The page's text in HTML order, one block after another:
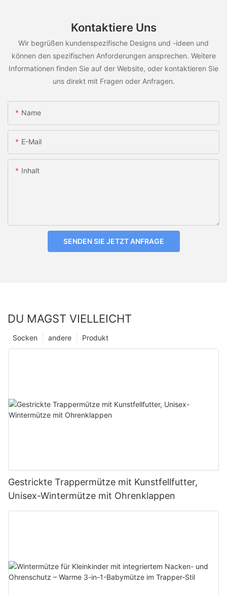
Kontaktiere Uns
Wir begrüßen kundenspezifische Designs und -ideen und
können den spezifischen Anforderungen ansprechen. Weitere
Informationen finden Sie auf der Website, oder kontaktieren Sie
uns direkt mit Fragen oder Anfragen.
Name
E-Mail
Inhalt
SENDEN SIE JETZT ANFRAGE
DU MAGST VIELLEICHT
Produkt
andere
Socken
Gestrickte Trappermütze mit Kunstfellfutter,
Unisex-Wintermütze mit Ohrenklappen